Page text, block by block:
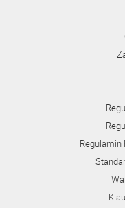
Regulamin